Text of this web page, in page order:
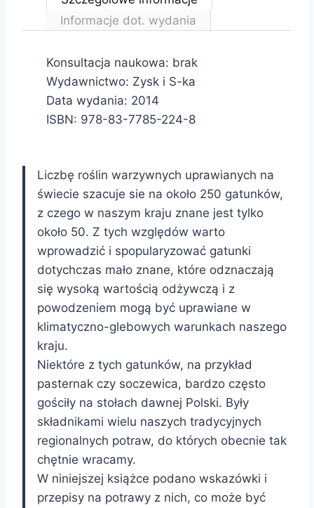
Informacje dot. wydania
Konsultacja naukowa: brak
Wydawnictwo: Zysk i S-ka
Data wydania: 2014
ISBN: 978-83-7785-224-8
Liczbę roślin warzywnych uprawianych na
świecie szacuje sie na około 250 gatunków,
z czego w naszym kraju znane jest tylko
około 50. Z tych względów warto
wprowadzić i spopularyzować gatunki
dotychczas mało znane, które odznaczają
się wysoką wartością odżywczą i z
powodzeniem mogą być uprawiane w
klimatyczno-glebowych warunkach naszego
kraju.
Niektóre z tych gatunków, na przykład
pasternak czy soczewica, bardzo często
gościły na stołach dawnej Polski. Były
składnikami wielu naszych tradycyjnych
regionalnych potraw, do których obecnie tak
chętnie wracamy.
W niniejszej książce podano wskazówki i
przepisy na potrawy z nich, co może być